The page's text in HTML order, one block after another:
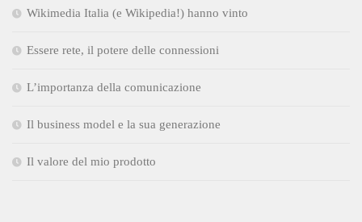
Wikimedia Italia (e Wikipedia!) hanno vinto
Essere rete, il potere delle connessioni
L’importanza della comunicazione
Il business model e la sua generazione
Il valore del mio prodotto